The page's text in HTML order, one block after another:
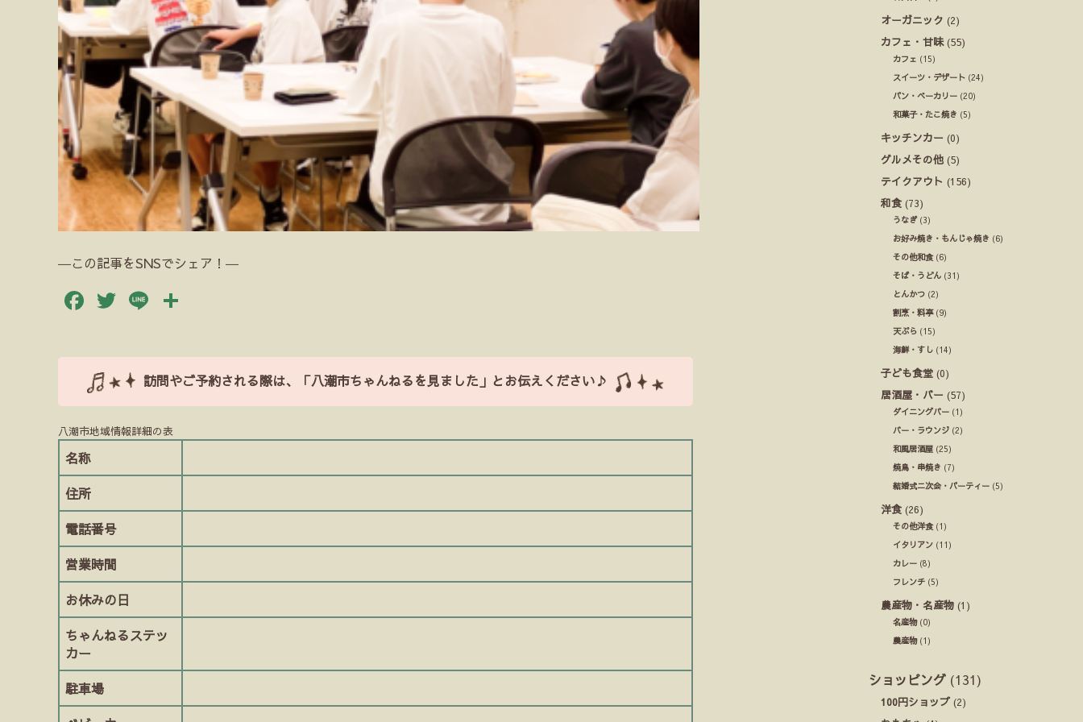
―この記事をSNSでシェア！―
Facebook
Twitter
Line
訪問やご予約される際は、「八潮市ちゃんねるを見ました」とお伝えください♪
八潮市地域情報詳細の表
名称
住所
電話番号
営業時間
お休みの日
ちゃんねるステッ
カー
駐車場
オーガニック (2)
カフェ・甘味(55)
カフェ (15)
スイーツ・デザート (24)
パン・ベーカリー (20)
和菓子・たこ焼き (5)
キッチンカー (0)
グルメその他 (5)
テイクアウト (156)
和食 (73)
うなぎ(3)
お好み焼き・もんじゃ焼き (6)
その他和食(6)
そば・うどん (31)
とんかつ (2)
割烹・料亭(9)
天ぷら (15)
海鮮・すし (14)
子ども食堂 (0)
居酒屋・バー (57)
ダイニングバー (1)
バー・ラウンジ (2)
和風居酒屋 (25)
焼鳥・串焼き (7)
結婚式ニ次会・パーティー (5)
洋食 (26)
その他洋食(1)
イタリアン (11)
カレー (8)
フレンチ (5)
農産物・名産物 (1)
名産物(0)
農産物(1)
ショッピング (131)
100円ショップ (2)